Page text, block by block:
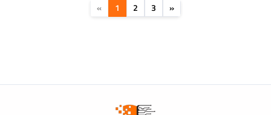
« 1 2 3 »